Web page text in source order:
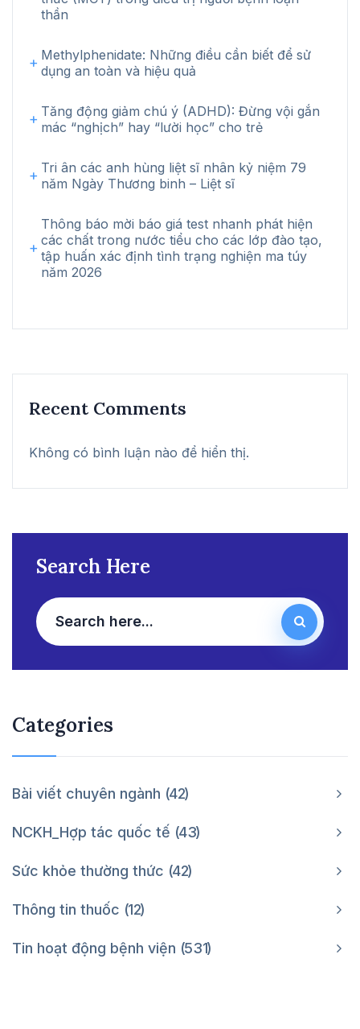
thần
Methylphenidate: Những điều cần biết để sử
dụng an toàn và hiệu quả
Tăng động giảm chú ý (ADHD): Đừng vội gắn
mác “nghịch” hay “lười học” cho trẻ
Tri ân các anh hùng liệt sĩ nhân kỷ niệm 79
năm Ngày Thương binh – Liệt sĩ
Thông báo mời báo giá test nhanh phát hiện
các chất trong nước tiểu cho các lớp đào tạo,
tập huấn xác định tình trạng nghiện ma túy
năm 2026
Recent Comments
Không có bình luận nào để hiển thị.
Search Here
Categories
Bài viết chuyên ngành 42
NCKH_Hợp tác quốc tế 43
Sức khỏe thường thức 42
Thông tin thuốc 12
Tin hoạt động bệnh viện 531